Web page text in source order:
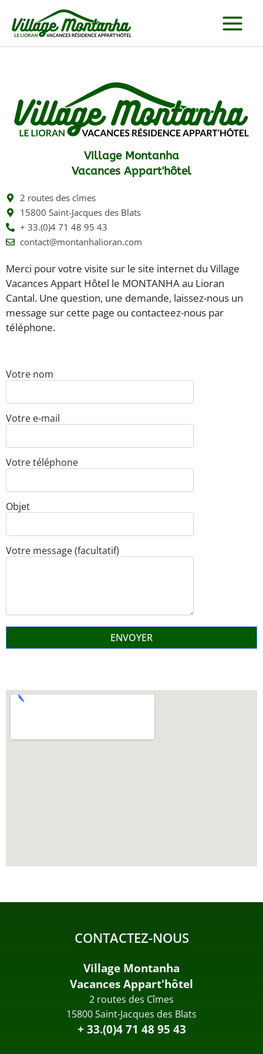
contenu
Village Montanha
Vacances Appart'hôtel
2 routes des cîmes
15800 Saint-Jacques des Blats
+ 33.(0)4 71 48 95 43
contact@montanhalioran.com
Merci pour votre visite sur le site internet du Village
Vacances Appart Hôtel le MONTANHA au Lioran
Cantal. Une question, une demande, laissez-nous un
message sur cette page ou contacteez-nous par
téléphone.
Votre nom
Votre e-mail
Votre téléphone
Objet
Votre message (facultatif)
CONTACTEZ-NOUS
Village Montanha
Vacances Appart'hôtel
2 routes des Cîmes
15800 Saint-Jacques des Blats
+ 33.(0)4 71 48 95 43